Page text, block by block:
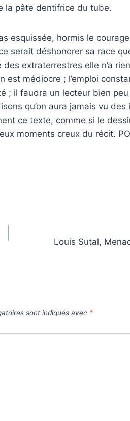
la pâte dentifrice du tube.
esquissée, hormis le
serait déshonorer sa race
extraterrestres elle n’a
médiocre ; l’emploi
; il faudra un lecteur bien
qu’on aura jamais vu
ce texte, comme si le
moments creux du récit.
Louis Sutal,
sont indiqués avec *